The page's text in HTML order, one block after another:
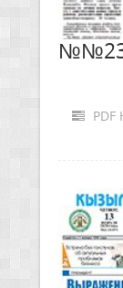
PDF